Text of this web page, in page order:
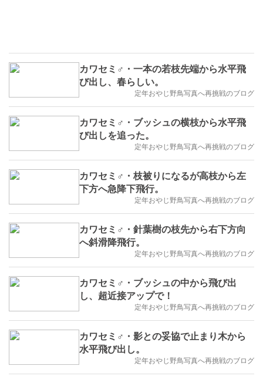
カワセミ♂・一本の若枝先端から水平飛
び出し、春らしい。
定年おやじ野鳥写真へ再挑戦のブログ
カワセミ♂・ブッシュの横枝から水平飛
び出しを追った。
定年おやじ野鳥写真へ再挑戦のブログ
カワセミ♂・枝被りになるが高枝から左
下方へ急降下飛行。
定年おやじ野鳥写真へ再挑戦のブログ
カワセミ♂・針葉樹の枝先から右下方向
へ斜滑降飛行。
定年おやじ野鳥写真へ再挑戦のブログ
カワセミ♂・ブッシュの中から飛び出
し、超近接アップで！
定年おやじ野鳥写真へ再挑戦のブログ
カワセミ♂・影との妥協で止まり木から
水平飛び出し。
定年おやじ野鳥写真へ再挑戦のブログ